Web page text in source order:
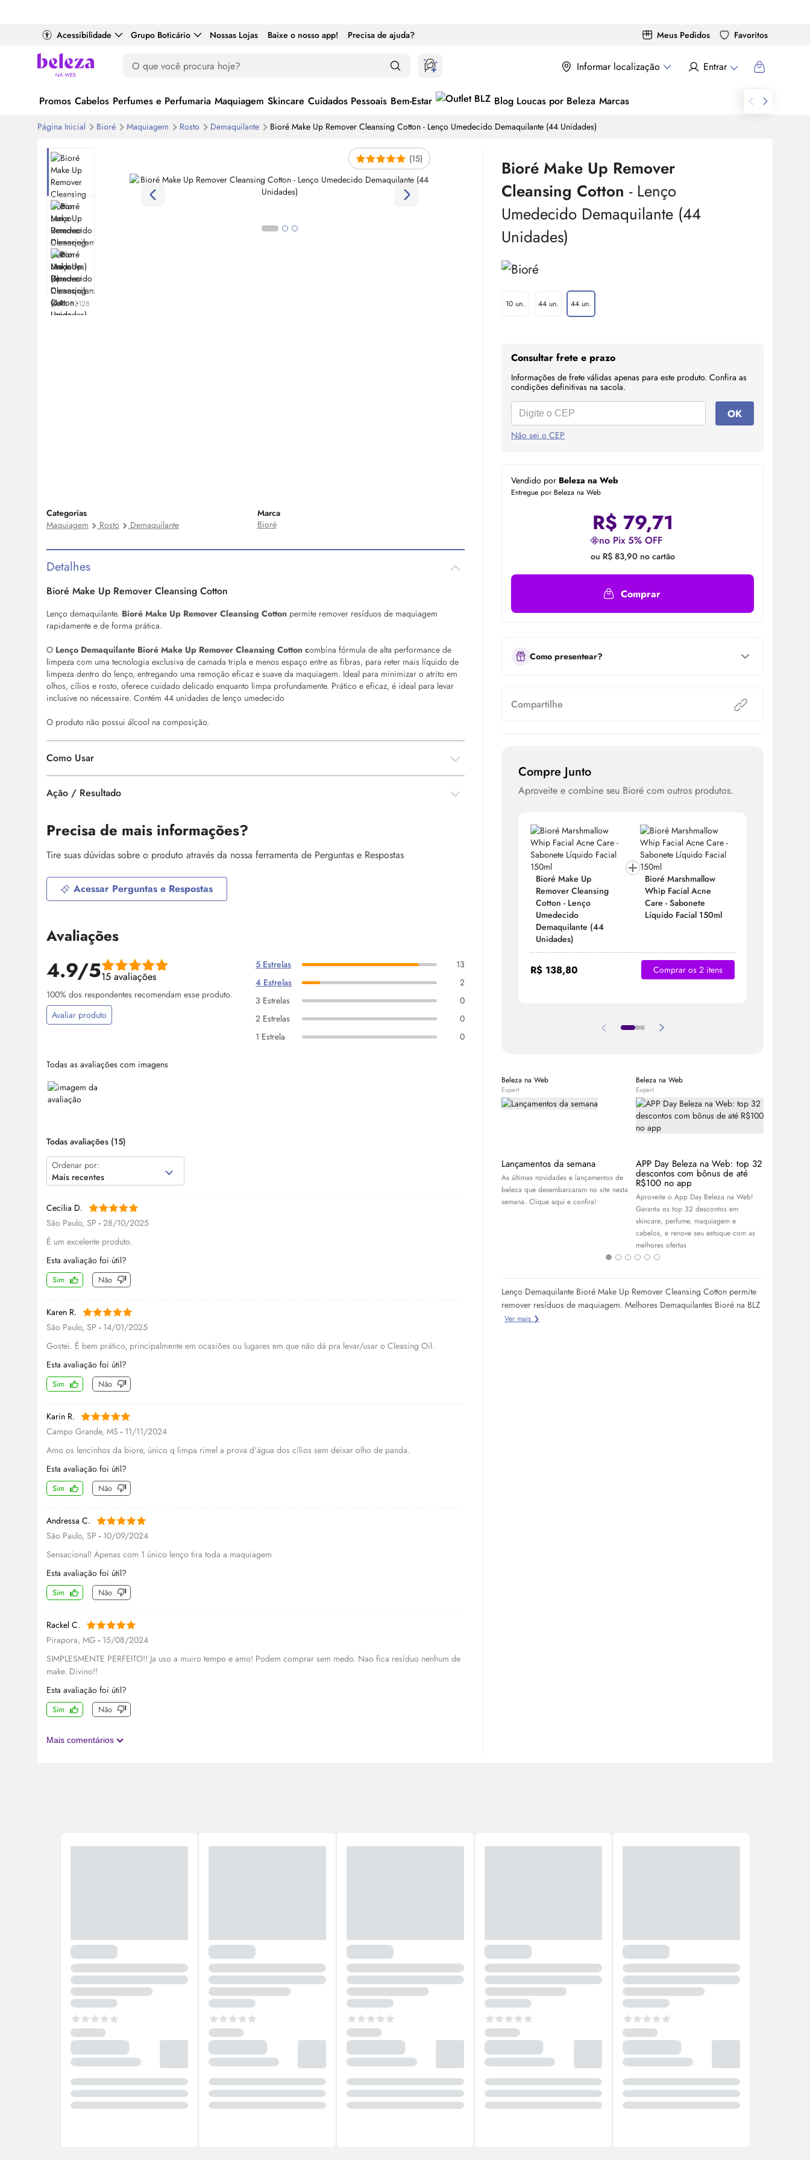
Acessibilidade Grupo Boticário Nossas Lojas Baixe o nosso app! Precisa de ajuda? Meus Pedidos Favoritos
Informar localização Entrar
Promos Cabelos Perfumes e Perfumaria Maquiagem Skincare Cuidados Pessoais Bem-Estar Blog Loucas por Beleza Marcas
Página Inicial Bioré Maquiagem Rosto Demaquilante Bioré Make Up Remover Cleansing Cotton - Lenço Umedecido Demaquilante (44 Unidades)
Bioré Make Up Remover
Cleansing Cotton - Lenço
Umedecido Demaquilante (44
Unidades)
10 un. 44 un. 44 un.
Consultar frete e prazo
Informações de frete válidas apenas para este produto. Confira as
condições definitivas na sacola.
OK
Não sei o CEP
Vendido por Beleza na Web
Entregue por Beleza na Web
R$ 79,71
no Pix 5% OFF
ou R$ 83,90 no cartão
Comprar
Como presentear?
Compartilhe
Compre Junto
Aproveite e combine seu Bioré com outros produtos.
Bioré Make Up
Remover Cleansing
Cotton - Lenço
Umedecido
Demaquilante (44
Unidades)
Bioré Marshmallow
Whip Facial Acne
Care - Sabonete
Líquido Facial 150ml
R$ 138,80 Comprar os 2 itens
Beleza na Web
Expert
Lançamentos da semana
As últimas novidades e lançamentos de
beleza que desembarcaram no site nesta
semana. Clique aqui e confira!
Beleza na Web
Expert
APP Day Beleza na Web: top 32
descontos com bônus de até
R$100 no app
Aproveite o App Day Beleza na Web!
Garanta os top 32 descontos em
skincare, perfume, maquiagem e
cabelos, e renove seu estoque com as
melhores ofertas
Lenço Demaquilante Bioré Make Up Remover Cleansing Cotton permite
remover resíduos de maquiagem. Melhores Demaquilantes Bioré na BLZ
Ver mais ❯
(15)
Cod:82128
Categorias
Maquiagem
Rosto Demaquilante
Marca
Bioré
Detalhes
Bioré Make Up Remover Cleansing Cotton
Lenço demaquilante. Bioré Make Up Remover Cleansing Cotton permite remover resíduos de maquiagem
rapidamente e de forma prática.
O Lenço Demaquilante Bioré Make Up Remover Cleansing Cotton combina fórmula de alta performance de
limpeza com uma tecnologia exclusiva de camada tripla e menos espaço entre as fibras, para reter mais líquido de
limpeza dentro do lenço, entregando uma remoção eficaz e suave da maquiagem. Ideal para minimizar o atrito em
olhos, cílios e rosto, oferece cuidado delicado enquanto limpa profundamente. Prático e eficaz, é ideal para levar
inclusive no nécessaire. Contém 44 unidades de lenço umedecido
O produto não possui álcool na composição.
Como Usar
Ação / Resultado
Precisa de mais informações?
Tire suas dúvidas sobre o produto através da nossa ferramenta de Perguntas e Respostas
Acessar Perguntas e Respostas
Avaliações
4.9/515 avaliações
100% dos respondentes recomendam esse produto.
Avaliar produto
5 Estrelas
13
4 Estrelas
2
3 Estrelas
0
2 Estrelas
0
1 Estrela
0
Todas as avaliações com imagens
Todas avaliações (15)
Ordenar por:
Mais recentes
Cecilia D.
São Paulo, SP - 28/10/2025
É um excelente produto.
Esta avaliação foi útil?
Sim Não
Karen R.
São Paulo, SP - 14/01/2025
Gostei. É bem prático, principalmente em ocasiões ou lugares em que não dá pra levar/usar o Cleasing Oil.
Esta avaliação foi útil?
Sim Não
Karin R.
Campo Grande, MS - 11/11/2024
Amo os lencinhos da biore, único q limpa rimel a prova d'água dos cílios sem deixar olho de panda.
Esta avaliação foi útil?
Sim Não
Andressa C.
São Paulo, SP - 10/09/2024
Sensacional! Apenas com 1 único lenço tira toda a maquiagem
Esta avaliação foi útil?
Sim Não
Rackel C.
Pirapora, MG - 15/08/2024
SIMPLESMENTE PERFEITO!! Ja uso a muiro tempo e amo! Podem comprar sem medo. Nao fica resíduo nenhum de
make. Divino!!
Esta avaliação foi útil?
Sim Não
Mais comentários